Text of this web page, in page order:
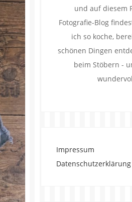
und auf diesem
Fotografie-Blog
ich so koche,
schönen Dingen
beim Stöbern -
Impressum
Datenschutzerklärung